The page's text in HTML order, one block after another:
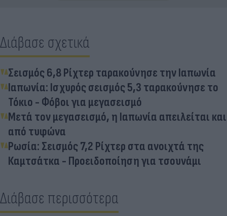
Διάβασε σχετικά
Σεισμός 6,8 Ρίχτερ ταρακούνησε την Ιαπωνία
Ιαπωνία: Ισχυρός σεισμός 5,3 ταρακούνησε το
Τόκιο - Φόβοι για μεγασεισμό
Μετά τον μεγασεισμό, η Ιαπωνία απειλείται και
από τυφώνα
Ρωσία: Σεισμός 7,2 Ρίχτερ στα ανοιχτά της
Καμτσάτκα - Προειδοποίηση για τσουνάμι
Διάβασε περισσότερα